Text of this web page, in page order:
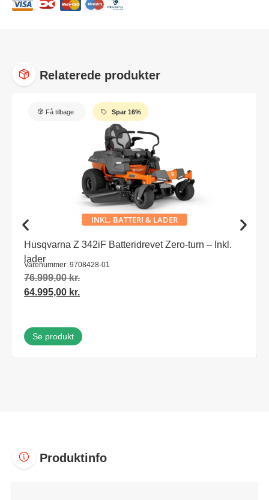
Relaterede produkter
Få tilbage Spar 16%
INKL. BATTERI & LADER
Husqvarna Z 342iF Batteridrevet Zero-turn – Inkl.
lader
Varenummer: 9708428-01
76.999,00kr.
64.995,00 kr.
Se produkt
Produktinfo